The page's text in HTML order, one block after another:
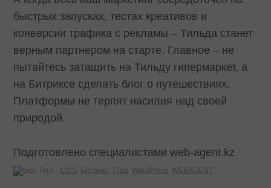
быстрых запусках, тестах креативов и
конверсии трафика с рекламы – Тильда станет
верным партнером на старте. Главное – не
пытайтесь затащить на Тильду гипермаркет, а
на Битриксе сделать блог о путешествиях.
Платформы не терпят насилия над своей
природой.
Подготовлено специалистами web-agent.kz
Теги: CMS Битрикс Tilda WordPress WEBAGENT